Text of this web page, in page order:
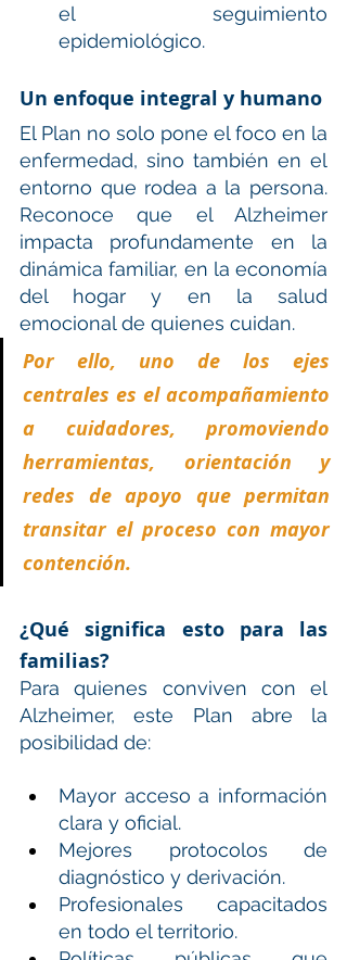
el seguimiento
epidemiológico.
Un enfoque integral y humano
El Plan no solo pone el foco en la
enfermedad, sino también en el
entorno que rodea a la persona.
Reconoce que el Alzheimer
impacta profundamente en la
dinámica familiar, en la economía
del hogar y en la salud
emocional de quienes cuidan.
Por ello, uno de los ejes
centrales es el acompañamiento
a cuidadores, promoviendo
herramientas, orientación y
redes de apoyo que permitan
transitar el proceso con mayor
contención.
¿Qué significa esto para las
familias?
Para quienes conviven con el
Alzheimer, este Plan abre la
posibilidad de:
Mayor acceso a información
clara y oficial.
Mejores protocolos de
diagnóstico y derivación.
Profesionales capacitados
en todo el territorio.